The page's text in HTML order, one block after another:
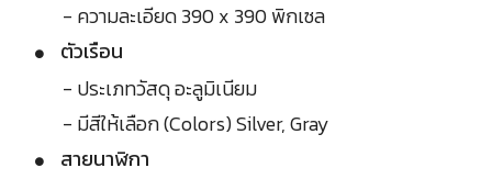
- ความละเอียด 390 x 390 พิกเซล
ตัวเรือน
- ประเภทวัสดุ อะลูมิเนียม
- มีสีให้เลือก (Colors) Silver, Gray
สายนาฬิกา